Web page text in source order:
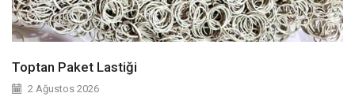
Toptan Paket Lastiği
2 Ağustos 2026